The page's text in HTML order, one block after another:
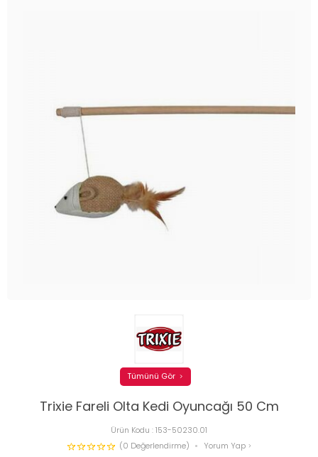
Trixie Fareli Olta Kedi Oyuncağı 50 Cm
Ürün Kodu :153-50230.01
(0 Değerlendirme)
Yorum Yap
Tümünü Gör